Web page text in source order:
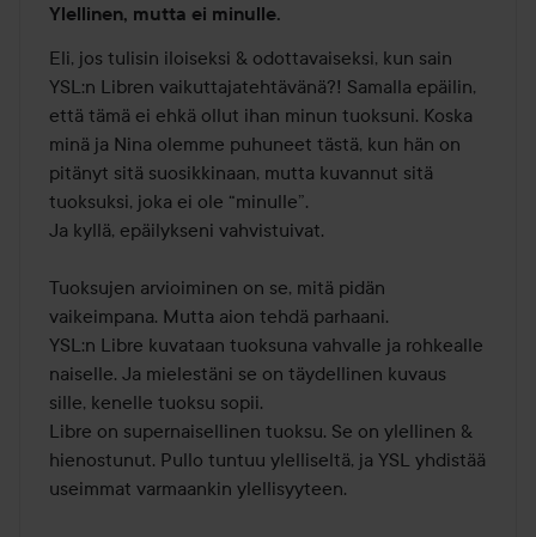
2
/
5
Ylellinen, mutta ei minulle.
Eli, jos tulisin iloiseksi & odottavaiseksi, kun sain
YSL:n Libren vaikuttajatehtävänä?! Samalla epäilin,
että tämä ei ehkä ollut ihan minun tuoksuni. Koska
minä ja Nina olemme puhuneet tästä, kun hän on
pitänyt sitä suosikkinaan, mutta kuvannut sitä
tuoksuksi, joka ei ole “minulle”.
Ja kyllä, epäilykseni vahvistuivat.
Tuoksujen arvioiminen on se, mitä pidän
vaikeimpana. Mutta aion tehdä parhaani.
YSL:n Libre kuvataan tuoksuna vahvalle ja rohkealle
naiselle. Ja mielestäni se on täydellinen kuvaus
sille, kenelle tuoksu sopii.
Libre on supernaisellinen tuoksu. Se on ylellinen &
hienostunut. Pullo tuntuu ylelliseltä, ja YSL yhdistää
useimmat varmaankin ylellisyyteen.